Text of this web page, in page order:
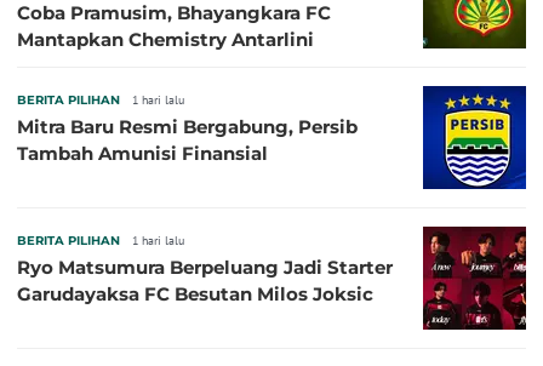
Coba Pramusim, Bhayangkara FC
Mantapkan Chemistry Antarlini
BERITA PILIHAN 1 hari lalu
Mitra Baru Resmi Bergabung, Persib
Tambah Amunisi Finansial
BERITA PILIHAN 1 hari lalu
Ryo Matsumura Berpeluang Jadi Starter
Garudayaksa FC Besutan Milos Joksic